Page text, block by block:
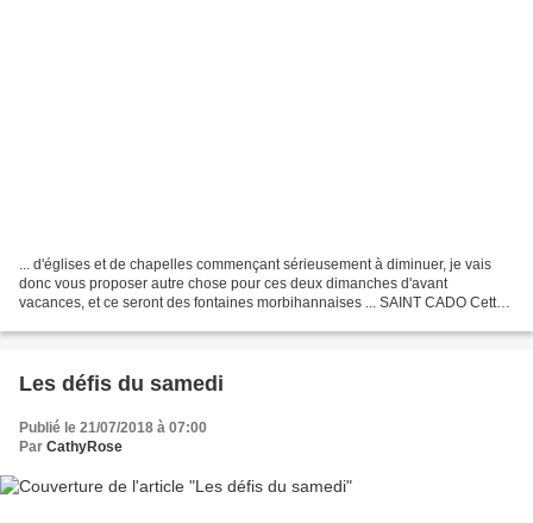
... d'églises et de chapelles commençant sérieusement à diminuer, je vais
donc vous proposer autre chose pour ces deux dimanches d'avant
vacances, et ce seront des fontaines morbihannaises ... SAINT CADO Cette
Les défis du samedi
Publié le 21/07/2018 à 07:00
Par CathyRose